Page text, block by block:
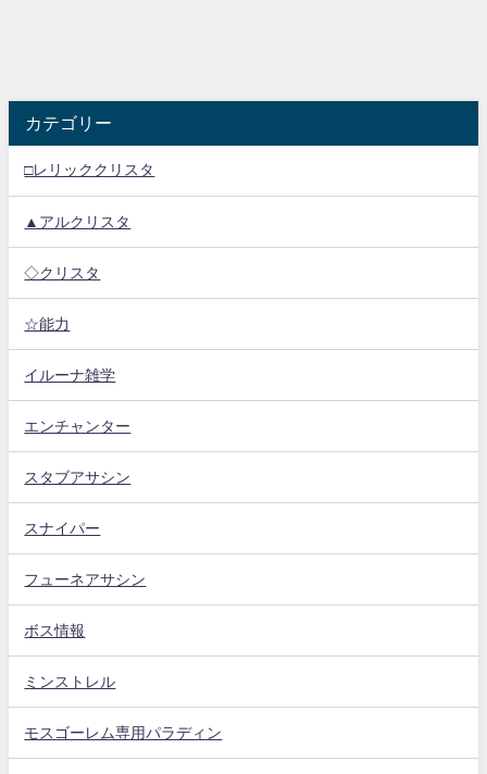
カテゴリー
□レリッククリスタ
▲アルクリスタ
◇クリスタ
☆能力
イルーナ雑学
エンチャンター
スタブアサシン
スナイパー
フューネアサシン
ボス情報
ミンストレル
モスゴーレム専用パラディン